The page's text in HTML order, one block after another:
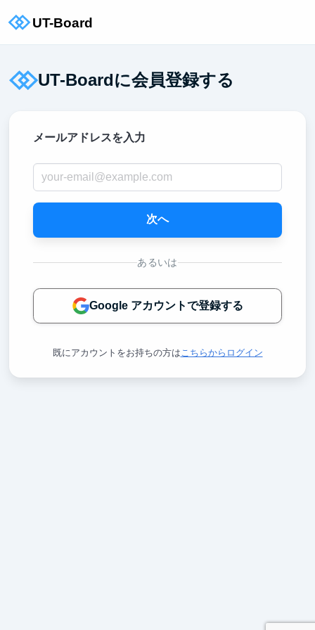
UT-Boardに会員登録する
メールアドレスを入力
次へ
あるいは
Google アカウントで登録する
既にアカウントをお持ちの方は こちらからログイン